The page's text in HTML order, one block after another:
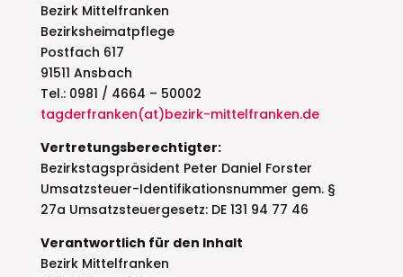
Bezirk Mittelfranken
Bezirksheimatpflege
Postfach 617
91511 Ansbach
Tel.: 0981 / 4664 – 50002
tagderfranken(at)bezirk-mittelfranken.de
Vertretungsberechtigter:
Bezirkstagspräsident Peter Daniel Forster
Umsatzsteuer-Identifikationsnummer gem. §
27a Umsatzsteuergesetz: DE 131 94 77 46
Verantwortlich für den Inhalt
Bezirk Mittelfranken